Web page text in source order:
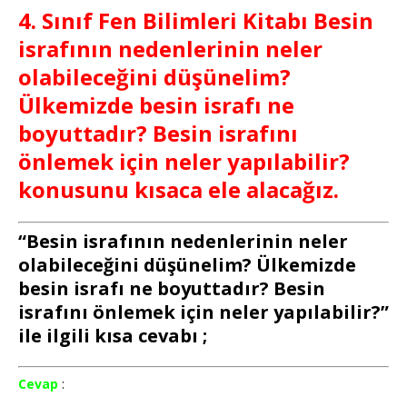
4. Sınıf Fen Bilimleri Kitabı Besin
israfının nedenlerinin neler
olabileceğini düşünelim?
Ülkemizde besin israfı ne
boyuttadır? Besin israfını
önlemek için neler yapılabilir?
konusunu kısaca ele alacağız.
“Besin israfının nedenlerinin neler
olabileceğini düşünelim? Ülkemizde
besin israfı ne boyuttadır? Besin
israfını önlemek için neler yapılabilir?”
ile ilgili kısa cevabı ;
Cevap :